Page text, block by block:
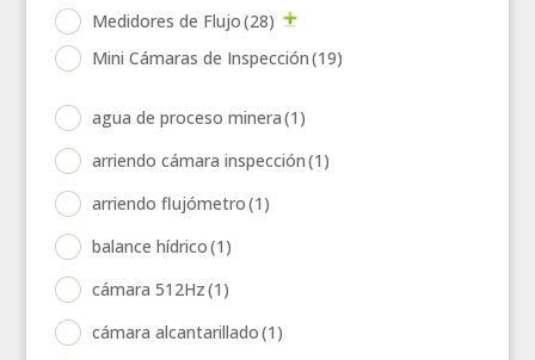
Medidores de Flujo(28)
Mini Cámaras de Inspección(19)
agua de proceso minera(1)
arriendo cámara inspección(1)
arriendo flujómetro(1)
balance hídrico(1)
cámara 512Hz(1)
cámara alcantarillado(1)